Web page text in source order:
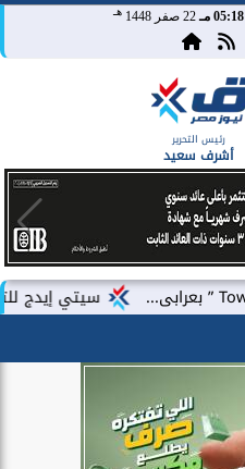
05:18 مـ 22 صفر 1448 هـ
رئيس التحرير
أشرف سعيد
سيتي إيدج